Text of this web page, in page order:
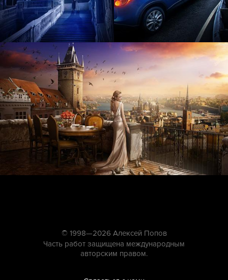
© 1998—2026 Алексей Попов
Часть работ защищена международным
авторским правом.